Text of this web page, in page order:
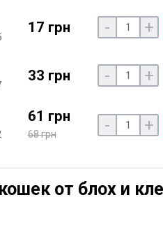
17 грн - +
33 грн - +
61 грн
68 грн - +
от блох и